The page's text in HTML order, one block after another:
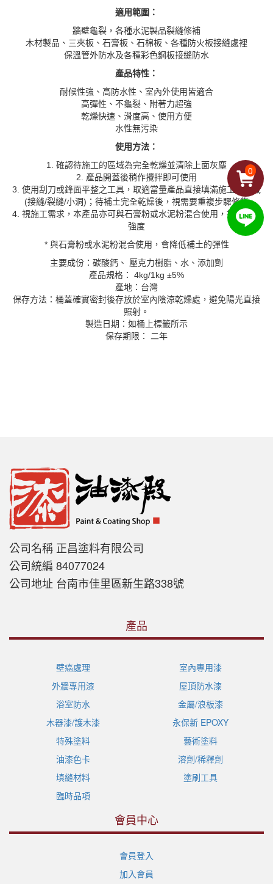
適用範圍：
牆壁龜裂，各種水泥製品裂縫修補
木材製品、三夾板、石膏板、石棉板、各種防火板接縫處裡
保溫管外防水及各種彩色鋼板接縫防水
產品特性：
耐候性強、高防水性、室內外使用皆適合
高彈性、不龜裂、附著力超強
乾燥快速、滑度高、使用方便
水性無污染
使用方法：
1. 確認待施工的區域為完全乾燥並清除上面灰塵
2. 產品開蓋後稍作攪拌即可使用
3. 使用刮刀或鋒面平整之工具，取適當量產品直接填滿施工之區域
(接縫/裂縫/小洞)；待補土完全乾燥後，視需要重複步驟修飾
4. 視施工需求，本產品亦可與石膏粉或水泥粉混合使用，提升補土
強度
* 與石膏粉或水泥粉混合使用，會降低補土的彈性
主要成份：碳酸鈣、 壓克力樹脂、水、添加劑
產品規格： 4kg/1kg ±5%
產地：台灣
保存方法：桶蓋確實密封後存放於室內陰涼乾燥處，避免陽光直接
照射。
製造日期：如桶上標籤所示
保存期限： 二年
公司名稱 正昌塗料有限公司
公司統編 84077024
公司地址 台南市佳里區新生路338號
產品
壁癌處理
室內專用漆
外牆專用漆
屋頂防水漆
浴室防水
金屬/浪板漆
木器漆/護木漆
永保新 EPOXY
特殊塗料
藝術塗料
油漆色卡
溶劑/稀釋劑
填縫材料
塗刷工具
臨時品項
會員中心
會員登入
加入會員
0